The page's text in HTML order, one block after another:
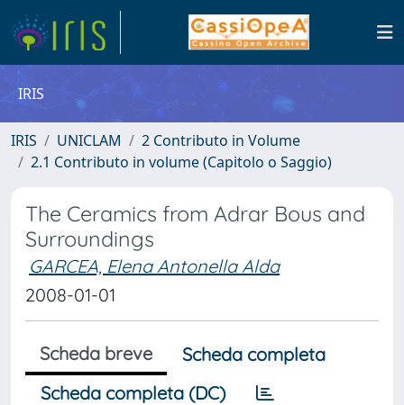
IRIS
IRIS UNICLAM
2 Contributo in Volume
2.1 Contributo in volume (Capitolo o Saggio)
The Ceramics from Adrar Bous and
Surroundings
GARCEA, Elena Antonella Alda
2008-01-01
Scheda breve
Scheda completa
Scheda completa (DC)